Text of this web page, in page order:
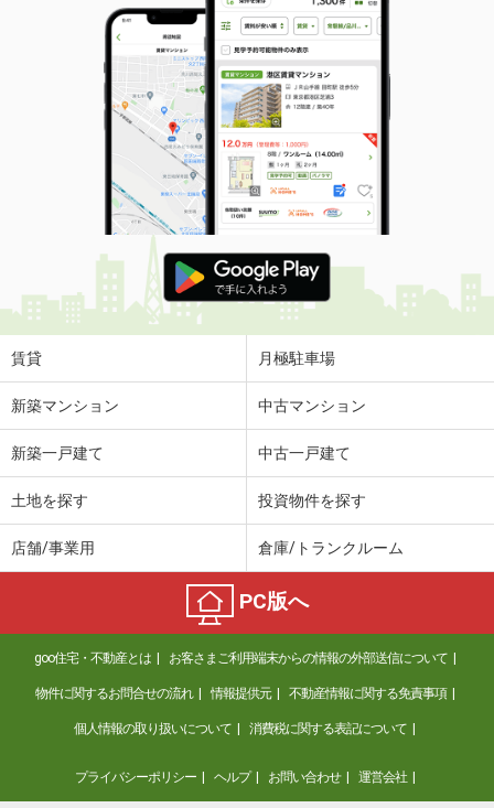
賃貸 月極駐車場
新築マンション 中古マンション
新築一戸建て 中古一戸建て
土地を探す 投資物件を探す
店舗/事業用 倉庫/トランクルーム
PC版へ
goo住宅・不動産とは お客さまご利用端末からの情報の外部送信について
物件に関するお問合せの流れ 情報提供元 不動産情報に関する免責事項
個人情報の取り扱いについて 消費税に関する表記について
プライバシーポリシー ヘルプ お問い合わせ 運営会社